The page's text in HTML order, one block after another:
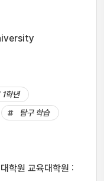
1학년
탐구 학습
학원 교육대학원 :